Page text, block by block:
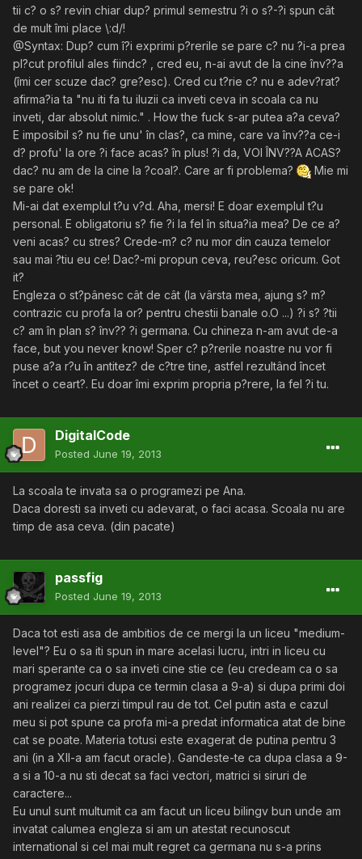
tii c? o s? revin chiar dup? primul semestru ?i o s?-?i spun cât
de mult îmi place \:d/!
@Syntax: Dup? cum î?i exprimi p?rerile se pare c? nu ?i-a prea
pl?cut profilul ales fiindc? , cred eu, n-ai avut de la cine înv??a
(îmi cer scuze dac? gre?esc). Cred cu t?rie c? nu e adev?rat?
afirma?ia ta "nu iti fa tu iluzii ca inveti ceva in scoala ca nu
inveti, dar absolut nimic." . How the fuck s-ar putea a?a ceva?
E imposibil s? nu fie unu' în clas?, ca mine, care va înv??a ce-i
d? profu' la ore ?i face acas? în plus! ?i da, VOI ÎNV??A ACAS?
dac? nu am de la cine la ?coal?. Care ar fi problema?
Mie mi
se pare ok!
Mi-ai dat exemplul t?u v?d. Aha, mersi! E doar exemplul t?u
personal. E obligatoriu s? fie ?i la fel în situa?ia mea? De ce a?
veni acas? cu stres? Crede-m? c? nu mor din cauza temelor
sau mai ?tiu eu ce! Dac?-mi propun ceva, reu?esc oricum. Got
it?
Engleza o st?pânesc cât de cât (la vârsta mea, ajung s? m?
contrazic cu profa la or? pentru chestii banale o.O ...) ?i s? ?tii
c? am în plan s? înv?? ?i germana. Cu chineza n-am avut de-a
face, but you never know! Sper c? p?rerile noastre nu vor fi
puse a?a r?u în antitez? de c?tre tine, astfel rezultând încet
încet o ceart?. Eu doar îmi exprim propria p?rere, la fel ?i tu.
DigitalCode
Posted June 19, 2013
La scoala te invata sa o programezi pe Ana.
Daca doresti sa inveti cu adevarat, o faci acasa. Scoala nu are
timp de asa ceva. (din pacate)
passfig
Posted June 19, 2013
Daca tot esti asa de ambitios de ce mergi la un liceu "medium-
level"? Eu o sa iti spun in mare acelasi lucru, intri in liceu cu
mari sperante ca o sa inveti cine stie ce (eu credeam ca o sa
programez jocuri dupa ce termin clasa a 9-a) si dupa primi doi
ani realizei ca pierzi timpul rau de tot. Cel putin asta e cazul
meu si pot spune ca profa mi-a predat informatica atat de bine
cat se poate. Materia totusi este exagerat de putina pentru 3
ani (in a XII-a am facut oracle). Gandeste-te ca dupa clasa a 9-
a si a 10-a nu sti decat sa faci vectori, matrici si siruri de
caractere...
Eu unul sunt multumit ca am facut un liceu bilingv bun unde am
invatat calumea engleza si am un atestat recunoscut
international si cel mai mult regret ca germana nu s-a prins